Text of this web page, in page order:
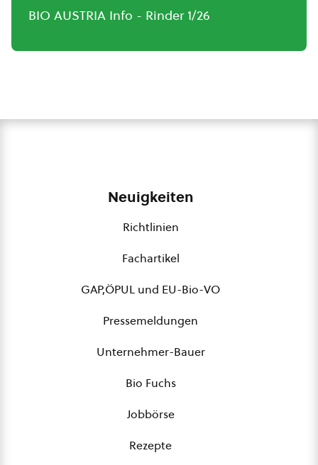
BIO AUSTRIA Info - Rinder 1/26
Neuigkeiten
Richtlinien
Fachartikel
GAP,ÖPUL und EU-Bio-VO
Pressemeldungen
Unternehmer-Bauer
Bio Fuchs
Jobbörse
Rezepte